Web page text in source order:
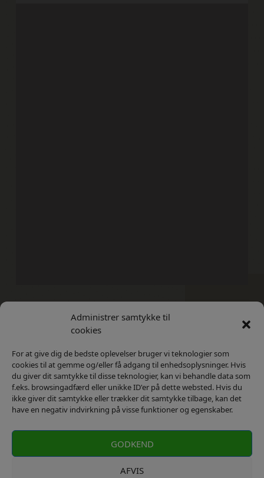
Administrer samtykke til
cookies
For at give dig de bedste oplevelser bruger vi teknologier som
cookies til at gemme og/eller få adgang til enhedsoplysninger. Hvis
du giver dit samtykke til disse teknologier, kan vi behandle data som
f.eks. browsingadfærd eller unikke ID'er på dette websted. Hvis du
ikke giver dit samtykke eller trækker dit samtykke tilbage, kan det
have en negativ indvirkning på visse funktioner og egenskaber.
GODKEND
AFVIS
Kontakt